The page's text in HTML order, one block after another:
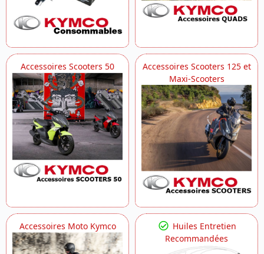
Accessoires Scooters 50
Accessoires Scooters 125 et
Maxi-Scooters
Accessoires Moto Kymco
Huiles Entretien
Recommandées